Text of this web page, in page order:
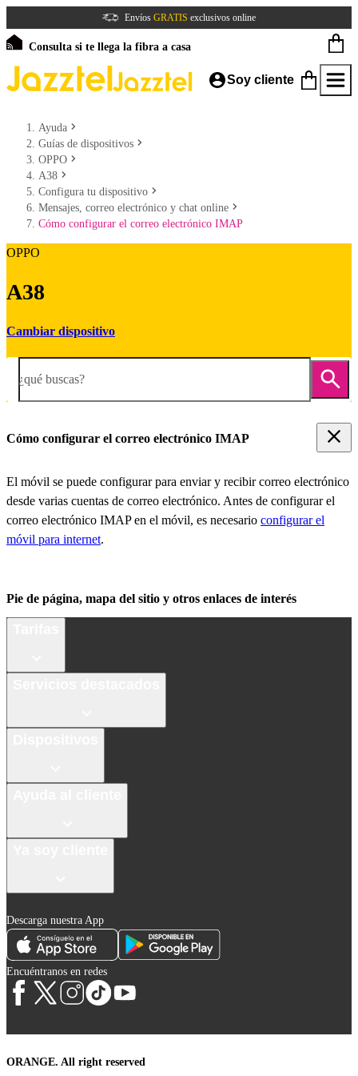
Envíos GRATIS exclusivos online
Consulta si te llega la fibra a casa
Soy cliente
Ayuda
Guías de dispositivos
OPPO
A38
Configura tu dispositivo
Mensajes, correo electrónico y chat online
Cómo configurar el correo electrónico IMAP
OPPO
A38
Cambiar dispositivo
¿qué buscas?
Cómo configurar el correo electrónico IMAP
El móvil se puede configurar para enviar y recibir correo electrónico
desde varias cuentas de correo electrónico. Antes de configurar el
correo electrónico IMAP en el móvil, es necesario configurar el
móvil para internet.
Pie de página, mapa del sitio y otros enlaces de interés
Descarga nuestra App
Encuéntranos en redes
ORANGE. All right reserved